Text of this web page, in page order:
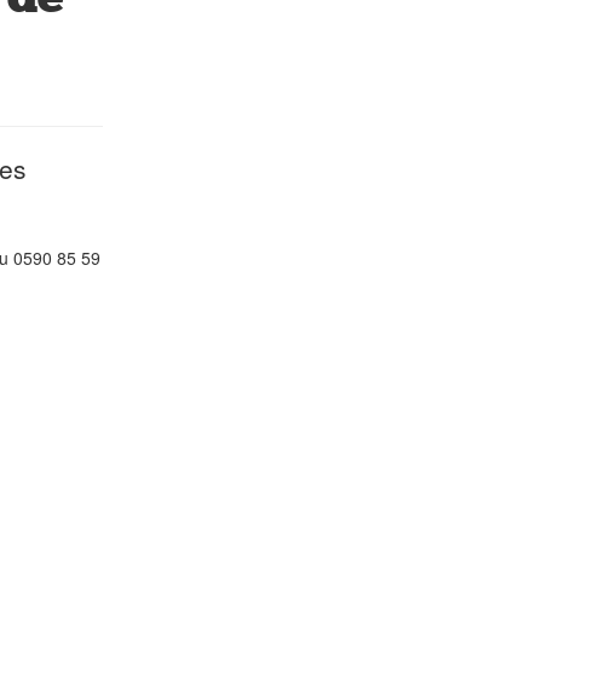
0590 85 59